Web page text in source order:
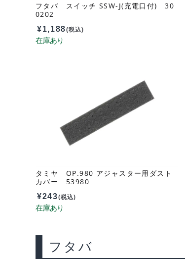
フタバ スイッチ SSW-J(充電口付) 30
0202
¥1,188(税込)
タミヤ OP.980 アジャスター用ダスト
カバー 53980
¥243(税込)
フタバ